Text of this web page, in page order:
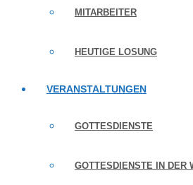
MITARBEITER
HEUTIGE LOSUNG
VERANSTALTUNGEN
GOTTESDIENSTE
GOTTESDIENSTE IN DER